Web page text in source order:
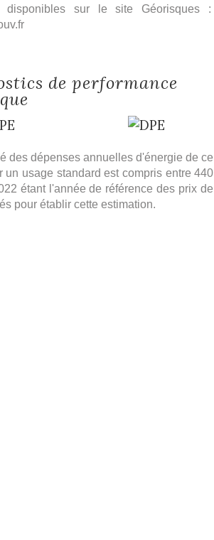
disponibles sur le site Géorisques :
de performance
des dépenses annuelles d'énergie de ce
un usage standard est compris entre 440
étant l'année de référence des prix de
pour établir cette estimation.